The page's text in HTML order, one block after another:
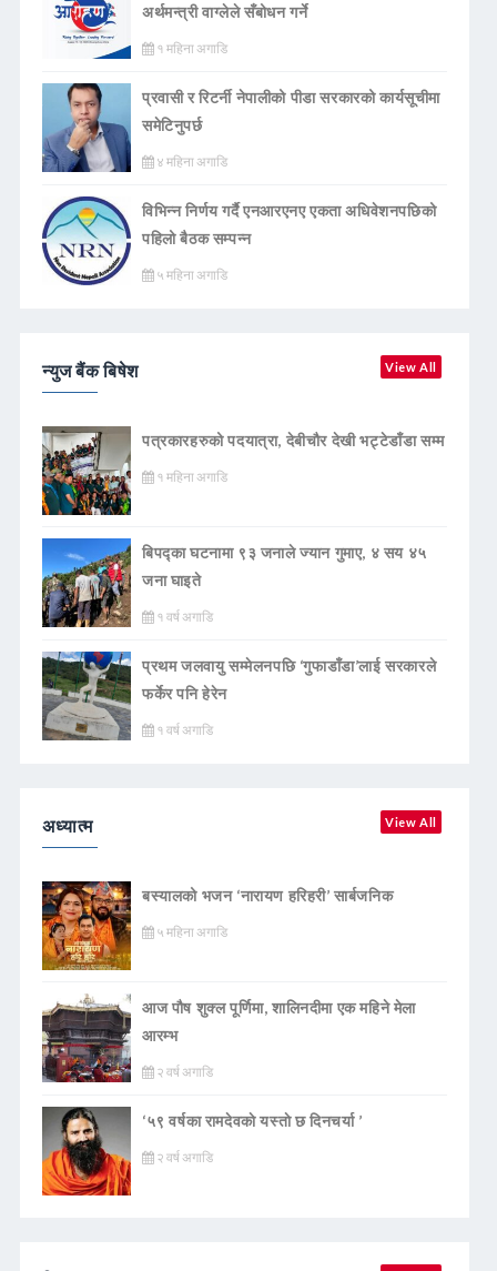
अर्थमन्त्री वाग्लेले सँबोधन गर्ने
१ महिना अगाडि
प्रवासी र रिटर्नी नेपालीको पीडा सरकारको कार्यसूचीमा
समेटिनुपर्छ
४ महिना अगाडि
विभिन्न निर्णय गर्दै एनआरएनए एकता अधिवेशनपछिको
पहिलो बैठक सम्पन्न
५ महिना अगाडि
न्युज बैंक बिषेश View All
पत्रकारहरुको पदयात्रा, देबीचौर देखी भट्टेडाँडा सम्म
१ महिना अगाडि
बिपद्का घटनामा ९३ जनाले ज्यान गुमाए, ४ सय ४५
जना घाइते
१ वर्ष अगाडि
प्रथम जलवायु सम्मेलनपछि ‘गुफाडाँडा’लाई सरकारले
फर्केर पनि हेरेन
१ वर्ष अगाडि
अध्यात्म View All
बस्यालको भजन ‘नारायण हरिहरी’ सार्बजनिक
५ महिना अगाडि
आज पौष शुक्ल पूर्णिमा, शालिनदीमा एक महिने मेला
आरम्भ
२ वर्ष अगाडि
‘५९ वर्षका रामदेवकाे यस्ताे छ दिनचर्या ’
२ वर्ष अगाडि